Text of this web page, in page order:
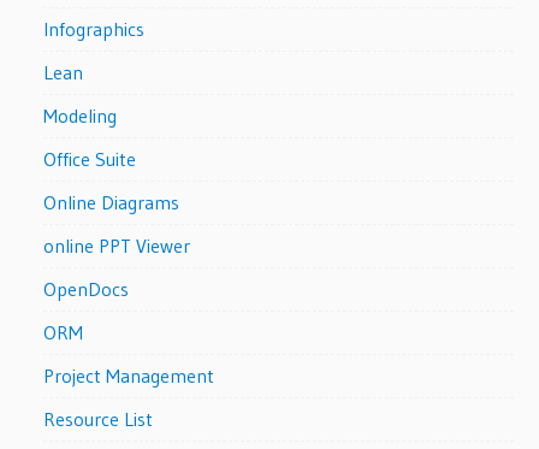
Infographics
Lean
Modeling
Office Suite
Online Diagrams
online PPT Viewer
OpenDocs
ORM
Project Management
Resource List